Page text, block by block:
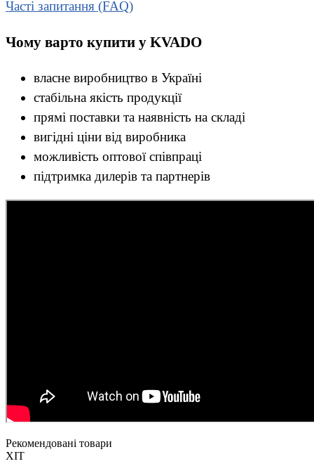
Часті запитання (FAQ)
Чому варто купити у KVADO
власне виробництво в Україні
стабільна якість продукції
прямі поставки та наявність на складі
вигідні ціни від виробника
можливість оптової співпраці
підтримка дилерів та партнерів
Рекомендовані товари
ХІТ